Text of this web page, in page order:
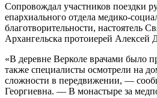
Сопровождал участников поездки
епархиального отдела медико-
благотворительности, настоятель
Архангельска протоиерей Алексей
«В деревне Верколе врачами было
также специалисты осмотрели на
сложности в передвижении, —
Георгиевна. — В монастыре за